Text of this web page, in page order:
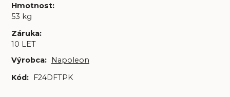
Hmotnost:
53 kg
Záruka:
10 LET
Výrobca: Napoleon
Kód: F24DFTPK